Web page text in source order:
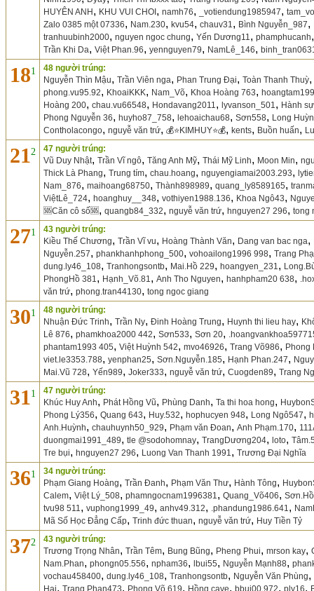
HUYÊN ANH , KHU VUI CHOI , namh76, _votiendung1985947,
Zalo 0385 một 07336, Nam.230, kvu54, chauv31, Bình Nguyễn_987,
tranhuubinh2000, nguyen ngoc chung, Yến Dương11, phamphucanh
Trần Khi Da, Việt Phan.96, yennguyen79, NamLê_146,
181
48 người trúng:
Nguyễn Thìn Mậu, Trần Viên nga, Phan Trung Đại, Toàn Thanh Thuỳ,
phong.vu95.92, KhoaiKKK, Nam_Võ, Khoa Hoàng 763,
Hoàng 200, chau.vu66548, Hondavang2011, lyvanson_501, Hành
Phong Nguyễn 36, huyho87_758, lehoaichau68, Sơn558, Long
Contholacongo, nguyễ văn trứ, 💰⭐️KIMHUY⭐️💰, kents, Buồn huấn,
212
47 người trúng:
Vũ Duy Nhật, Trần Vĩ ngô, Tăng Anh Mỹ, Thái Mỹ Linh, Moon Min,
Thick Là Phang, Trung tím, chau.hoang, nguyengiamai2003.293,
Nam_876, maihoang68750, Thành898989, quang_ly8589165,
ViệtLê_724, hoanghuy__348, vothiyen1988.136, Khoa Ngô43,
🆘Căn cô số🆘, quangb84_332, nguyễ văn trứ, hnguyen27 296, tong
271
43 người trúng:
Kiều Thế Chương, Trần Vĩ vu, Hoàng Thành Văn, Dang van bac nga,
Nguyễn.257, phankhanhphong_500, vohoailong1996 998, Trang
dung.ly46_108, Tranhongsontb, Mai.Hồ 229, hoangyen_231,
PhongHồ 381, Hạnh_Võ.81, Anh Tho Nguyen, hanhpham20 638,
văn trứ, phong.tran44130, tong ngoc giang
301
48 người trúng:
Nhuận Đức Trinh, Trần Ny, Đinh Hoàng Trung, Huynh thi lieu hay,
Lê 876, phamkhoa2000 442, Sơn533, Sơn 20,
phantam1993 405, Việt Huỳnh 542, mvo46926, Trang Võ986, Phong
viet.le3353.788, yenphan25, Sơn.Nguyễn.185, Hạnh Phan.247,
Mai.Vũ 728, Yến989, Joker333, nguyễ văn trứ, Cuogden89, Trang
311
47 người trúng:
Khúc Huy Anh, Phát Hồng Vũ, Phùng Danh, Ta thi hoa hong,
Phong Lý356, Quang 643, Huy.532, hophucyen 948, Long Ngô547,
Anh.Huỳnh, chauhuynh50_929, Phạm văn Đoan, Anh Phạm.170,
duongmai1991_489, tle @sodohomnay, TrangDương204, loto,
Tre bụi, hnguyen27 296, Luong Van Thanh 1991, Trương Đại Nghĩa
361
34 người trúng:
Phạm Giang Hoàng, Trần Đanh, Phạm Văn Thư, Hành Tông,
Calem, Việt Lý_508, phamngocnam1996381, Quang_Võ406, Sơn.Hồ
tvu98 511, vuphong1999_49, anhv49.312, .phandung1986.641,
Mã Số Học Đẳng Cấp, Trinh đức thuan, nguyễ văn trứ, Huy Tiền Tỷ
372
43 người trúng:
Trương Trọng Nhân, Trần Têm, Bung Bũng, Pheng Phui, mrson kay,
Nam.Phan, phongn05.556, npham36, lbui55, Nguyễn Mạnh88,
vochau458400, dung.ly46_108, Tranhongsontb, Nguyễn Văn Phùng,
Hai, Trang Phan473, Phong Võ 619, Hồng cave, bbui00.972, ply16,